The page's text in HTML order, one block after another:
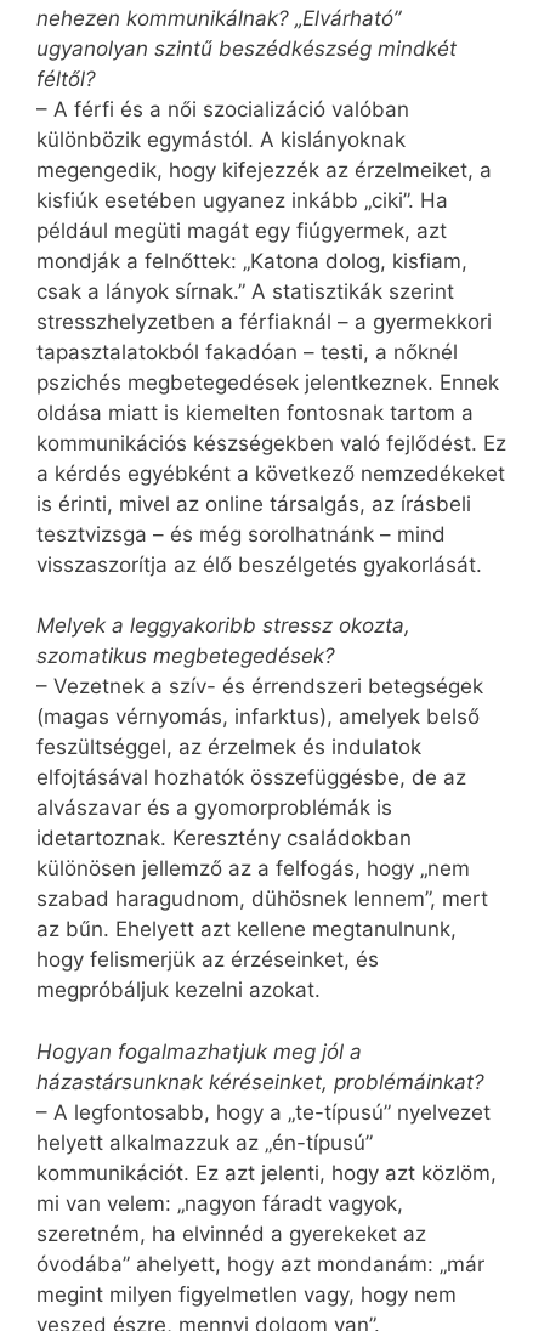
nehezen kommunikálnak? „Elvárható”
ugyanolyan szintű beszédkészség mindkét
féltől?
– A férfi és a női szocializáció valóban
különbözik egymástól. A kislányoknak
megengedik, hogy kifejezzék az érzelmeiket, a
kisfiúk esetében ugyanez inkább „ciki”. Ha
például megüti magát egy fiúgyermek, azt
mondják a felnőttek: „Katona dolog, kisfiam,
csak a lányok sírnak.” A statisztikák szerint
stresszhelyzetben a férfiaknál – a gyermekkori
tapasztalatokból fakadóan – testi, a nőknél
pszichés megbetegedések jelentkeznek. Ennek
oldása miatt is kiemelten fontosnak tartom a
kommunikációs készségekben való fejlődést. Ez
a kérdés egyébként a következő nemzedékeket
is érinti, mivel az online társalgás, az írásbeli
tesztvizsga – és még sorolhatnánk – mind
visszaszorítja az élő beszélgetés gyakorlását.
Melyek a leggyakoribb stressz okozta,
szomatikus megbetegedések?
– Vezetnek a szív- és érrendszeri betegségek
(magas vérnyomás, infarktus), amelyek belső
feszültséggel, az érzelmek és indulatok
elfojtásával hozhatók összefüggésbe, de az
alvászavar és a gyomorproblémák is
idetartoznak. Keresztény családokban
különösen jellemző az a felfogás, hogy „nem
szabad haragudnom, dühösnek lennem”, mert
az bűn. Ehelyett azt kellene megtanulnunk,
hogy felismerjük az érzéseinket, és
megpróbáljuk kezelni azokat.
Hogyan fogalmazhatjuk meg jól a
házastársunknak kéréseinket, prob­lémáinkat?
– A legfontosabb, hogy a „te-típusú” nyelvezet
helyett alkalmazzuk az „én-típusú”
kommunikációt. Ez azt jelenti, hogy azt közlöm,
mi van velem: „nagyon fáradt vagyok,
szeretném, ha elvinnéd a gyerekeket az
óvodába” ahelyett, hogy azt mondanám: „már
megint milyen figyelmetlen vagy, hogy nem
veszed észre, mennyi dolgom van”.